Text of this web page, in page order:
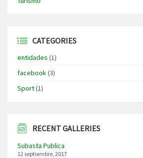
CATEGORIES
entidades (1)
facebook(3)
Sport(1)
RECENT GALLERIES
Subasta Publica
12 septiembre, 2017